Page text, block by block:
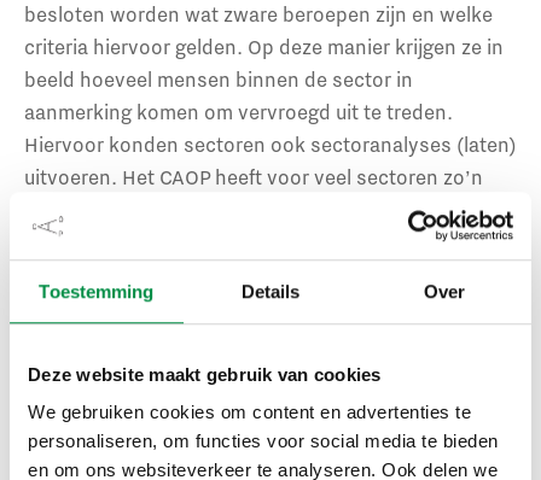
Toestemming Details Over
Deze website maakt gebruik van cookies
We gebruiken cookies om content en advertenties te
personaliseren, om functies voor social media te bieden
en om ons websiteverkeer te analyseren. Ook delen we
besloten worden wat zware beroepen zijn en welke
criteria hiervoor gelden. Op deze manier krijgen ze in
beeld hoeveel mensen binnen de sector in
aanmerking komen om vervroegd uit te treden.
Hiervoor konden sectoren ook sectoranalyses (laten)
uitvoeren. Het CAOP heeft voor veel sectoren zo’n
sectoranalyse uitgevoerd, zoals voor het
voortgezet
onderwijs
vinden.
MDIEU-aanvraag en de
rol van het CAOP